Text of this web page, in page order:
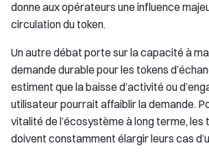
donne aux opérateurs une influence
circulation du token.
Un autre débat porte sur la capacité à
demande durable pour les tokens
estiment que la baisse d’activité ou
utilisateur pourrait affaiblir la demande.
vitalité de l’écosystème à long terme, les
doivent constamment élargir leurs cas